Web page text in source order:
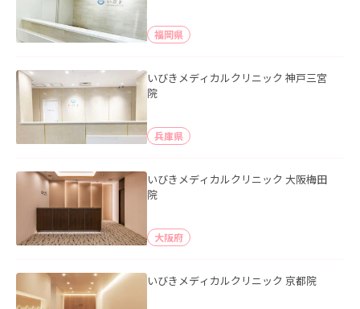
福岡県
いびきメディカルクリニック 神戸三宮
院
兵庫県
いびきメディカルクリニック 大阪梅田
院
大阪府
いびきメディカルクリニック 京都院